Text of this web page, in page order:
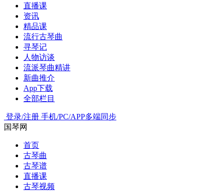
直播课
资讯
精品课
流行古琴曲
寻琴记
人物访谈
流派琴曲精讲
新曲推介
App下载
全部栏目
登录/注册 手机/PC/APP多端同步
国琴网
首页
古琴曲
古琴谱
直播课
古琴视频